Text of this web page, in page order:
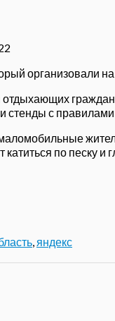
организовали
стенды с
по песку и
яндекс